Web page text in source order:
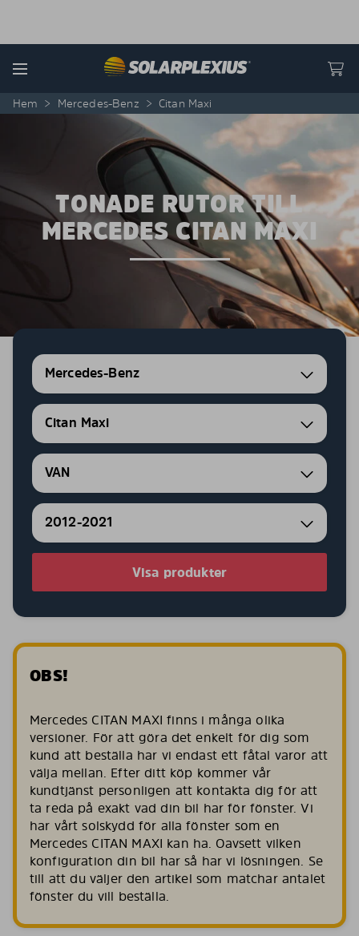
Menu
Hem > Mercedes-Benz > Citan Maxi
TONADE RUTOR TILL
MERCEDES CITAN MAXI
Mercedes-Benz
Citan Maxi
VAN
2012-2021
Visa produkter
OBS!
Mercedes CITAN MAXI finns i många olika
versioner. För att göra det enkelt för dig som
kund att beställa har vi endast ett fåtal varor att
välja mellan. Efter ditt köp kommer vår
kundtjänst personligen att kontakta dig för att
ta reda på exakt vad din bil har för fönster. Vi
har vårt solskydd för alla fönster som en
Mercedes CITAN MAXI kan ha. Oavsett vilken
konfiguration din bil har så har vi lösningen. Se
till att du väljer den artikel som matchar antalet
fönster du vill beställa.